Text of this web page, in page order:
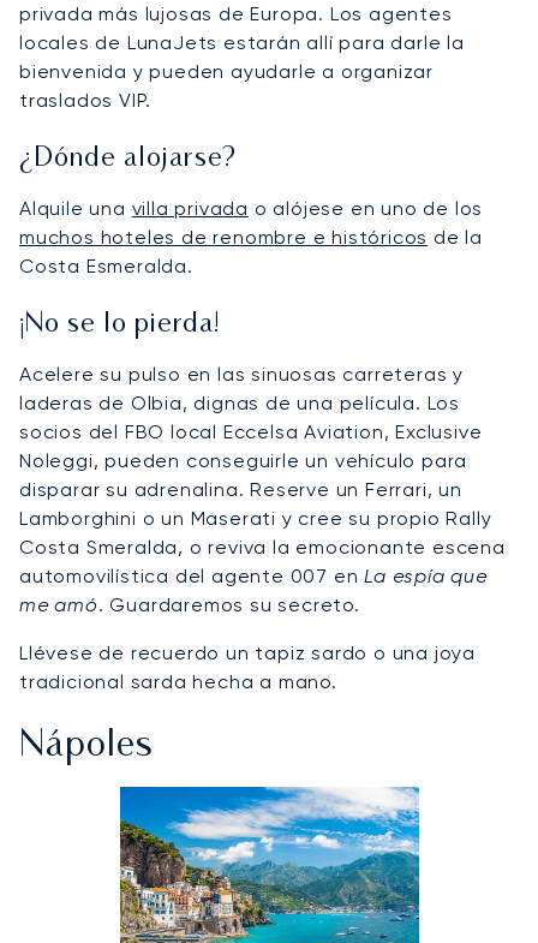
privada más lujosas de Europa. Los agentes
locales de LunaJets estarán allí para darle la
bienvenida y pueden ayudarle a organizar
traslados VIP.
¿Dónde alojarse?
Alquile una villa privada o alójese en uno de los
muchos hoteles de renombre e históricos de la
Costa Esmeralda.
¡No se lo pierda!
Acelere su pulso en las sinuosas carreteras y
laderas de Olbia, dignas de una película. Los
socios del FBO local Eccelsa Aviation, Exclusive
Noleggi, pueden conseguirle un vehículo para
disparar su adrenalina. Reserve un Ferrari, un
Lamborghini o un Maserati y cree su propio Rally
Costa Smeralda, o reviva la emocionante escena
automovilística del agente 007 enLa espía que
me amó. Guardaremos su secreto.
Llévese de recuerdo un tapiz sardo o una joya
tradicional sarda hecha a mano.
Nápoles